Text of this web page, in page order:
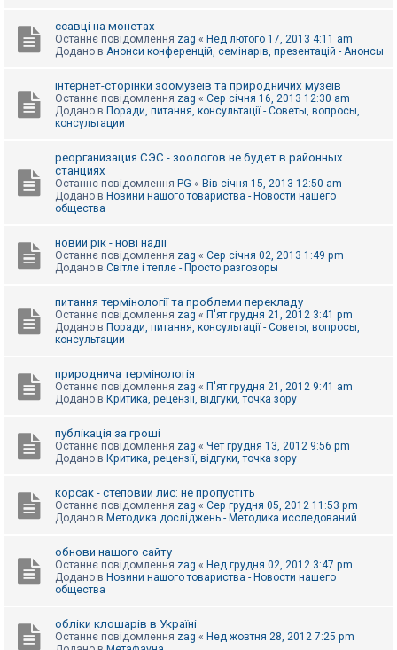
ссавці на монетах
Останнє повідомлення zag « Нед лютого 17, 2013 4:11 am
Додано в Анонси конференцій, семінарів, презентацій - Анонсы
інтернет-сторінки зоомузеїв та природничих музеїв
Останнє повідомлення zag « Сер січня 16, 2013 12:30 am
Додано в Поради, питання, консультації - Советы, вопросы,
консультации
реорганизация СЭС - зоологов не будет в районных
станциях
Останнє повідомлення PG « Вів січня 15, 2013 12:50 am
Додано в Новини нашого товариства - Новости нашего
общества
новий рік - нові надії
Останнє повідомлення zag « Сер січня 02, 2013 1:49 pm
Додано в Світле і тепле - Просто разговоры
питання термінології та проблеми перекладу
Останнє повідомлення zag « П'ят грудня 21, 2012 3:41 pm
Додано в Поради, питання, консультації - Советы, вопросы,
консультации
природнича термінологія
Останнє повідомлення zag « П'ят грудня 21, 2012 9:41 am
Додано в Критика, рецензії, відгуки, точка зору
публікація за гроші
Останнє повідомлення zag « Чет грудня 13, 2012 9:56 pm
Додано в Критика, рецензії, відгуки, точка зору
корсак - степовий лис: не пропустіть
Останнє повідомлення zag « Сер грудня 05, 2012 11:53 pm
Додано в Методика досліджень - Методика исследований
обнови нашого сайту
Останнє повідомлення zag « Нед грудня 02, 2012 3:47 pm
Додано в Новини нашого товариства - Новости нашего
общества
обліки клошарів в Україні
Останнє повідомлення zag « Нед жовтня 28, 2012 7:25 pm